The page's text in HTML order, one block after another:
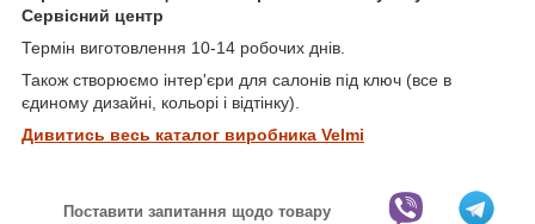
Сервісний центр
Термін виготовлення 10-14 робочих днів.
Також створюємо інтер'єри для салонів під ключ (все в
єдиному дизайні, кольорі і відтінку).
Дивитись весь каталог виробника Velmi
Поставити запитання щодо товару